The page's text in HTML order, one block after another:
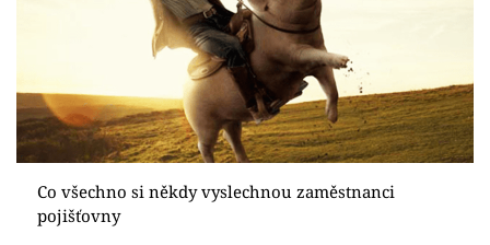
Sex a vztahy
Videa
Sledujte prima+
Přihlášení
Co všechno si někdy vyslechnou zaměstnanci
pojišťovny